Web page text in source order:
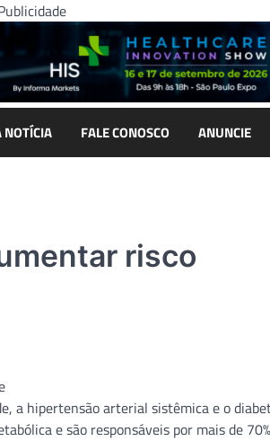
NOTÍCIA FALE CONOSCO ANUNCIE
risco
a hipertensão arterial sistêmica e o
e são responsáveis por mais de